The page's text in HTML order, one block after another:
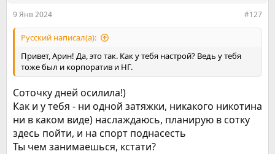
борьба. Пусть так. Меня это устраивает. Самое главное, что
я не курю. И – да, одну привычку я заменил на другую.
Теперь занятия спортом для меня привычны и приносят
радость и удовольствие. Сын видит не отца, который
постоянно бегает на балкон, возвращаясь с отвратным
запахом, а отца, который каждый день работает над собой.
плохим примером.
9 Янв 2024 #127
Русский написал(а):
Привет, Арин! Да, это так. Как у тебя настрой? Ведь у тебя
тоже был и корпоратив и НГ.
Соточку дней осилила!)
Как и у тебя - ни одной затяжки, никакого никотина
ни в каком виде) наслаждаюсь, планирую в сотку
здесь пойти, и на спорт поднасесть
Ты чем занимаешься, кстати?